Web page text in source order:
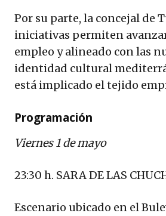
Por su parte, la concejal de
iniciativas permiten
empleo y alineado con las
identidad cultural
está implicado el tejido
Programación
Viernes 1 de mayo
23:30 h. SARA DE LAS
Escenario ubicado en el